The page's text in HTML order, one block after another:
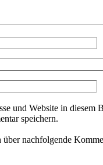
und Website in diesem
speichern.
nachfolgende